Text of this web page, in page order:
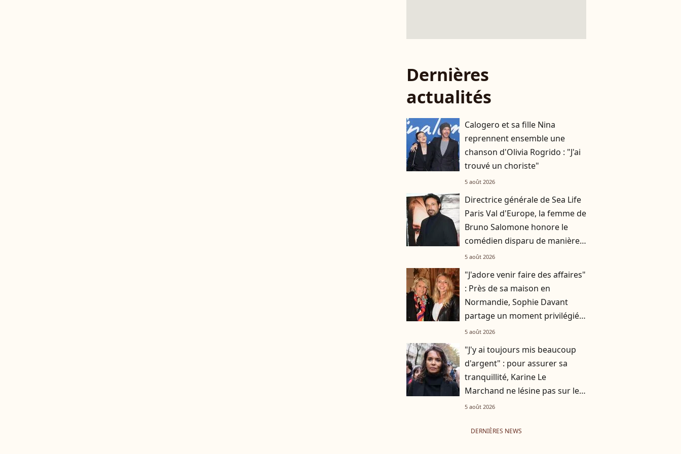
Dernières
actualités
Calogero et sa fille Nina
reprennent ensemble une
chanson d'Olivia Rogrido : "J'ai
trouvé un choriste"
5 août 2026
Directrice générale de Sea Life
Paris Val d'Europe, la femme de
Bruno Salomone honore le
comédien disparu de manière
originale
5 août 2026
"J'adore venir faire des affaires"
: Près de sa maison en
Normandie, Sophie Davant
partage un moment privilégié
avec sa fille Valentine au
5 août 2026
"J'y ai toujours mis beaucoup
d'argent" : pour assurer sa
tranquillité, Karine Le
Marchand ne lésine pas sur les
moyens
5 août 2026
DERNIÈRES NEWS